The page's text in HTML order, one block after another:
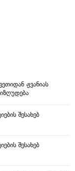
ჟვანიას
შესახებ
შესახებ